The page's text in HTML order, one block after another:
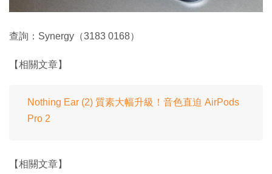
查詢：Synergy（3183 0168）
【相關文章】
Nothing Ear (2) 質素大幅升級！音色直迫 AirPods
Pro 2
【相關文章】